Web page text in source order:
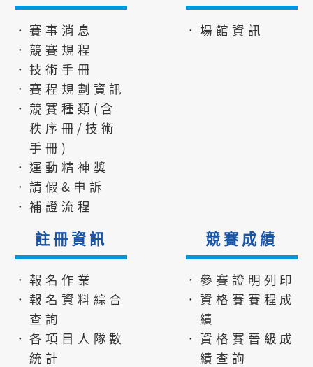
．賽事消息
．競賽規程
．技術手冊
．賽程規劃資訊
．競賽種類(含
秩序冊/技術
手冊)
．運動精神獎
．請假&申訴
．補證流程
．場館資訊
註冊資訊
．報名作業
．報名資料綜合
查詢
．各項目人隊數
統計
競賽成績
．參賽證明列印
．資格賽賽程成
績
．資格賽晉級成
績查詢